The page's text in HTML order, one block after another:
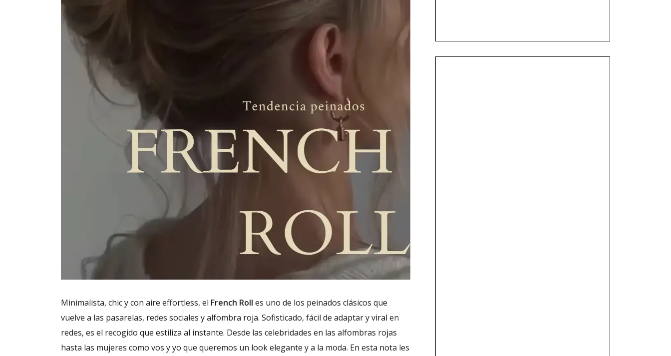
Minimalista, chic y con aire effortless, el French Roll es uno de los peinados clásicos que
vuelve a las pasarelas, redes sociales y alfombra roja. Sofisticado, fácil de adaptar y viral en
redes, es el recogido que estiliza al instante. Desde las celebridades en las alfombras rojas
hasta las mujeres como vos y yo que queremos un look elegante y a la moda. En esta nota les